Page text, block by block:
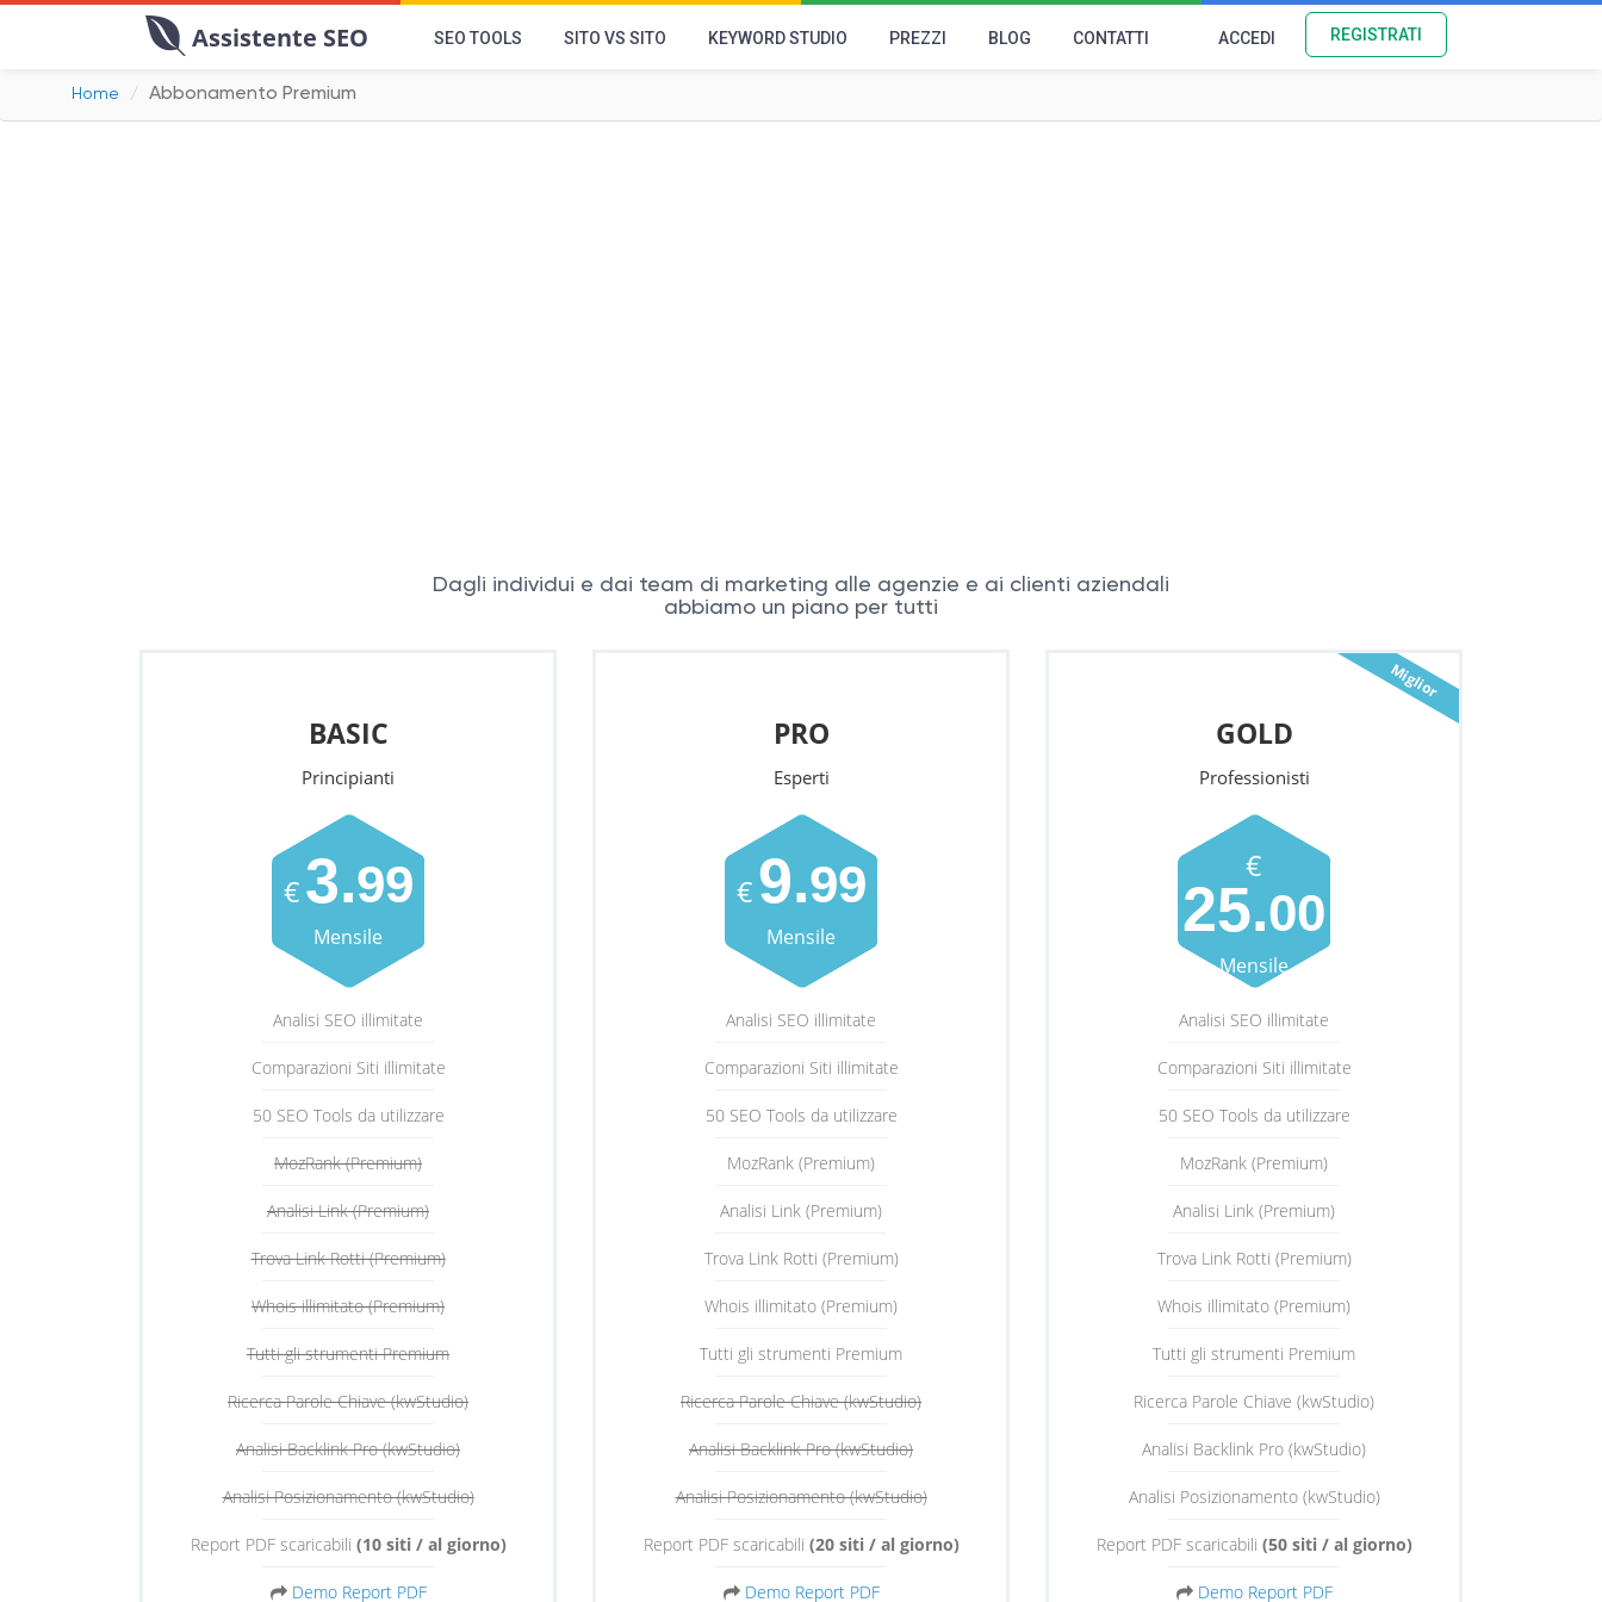
Assistente SEO SEO TOOLS SITO VS SITO KEYWORD STUDIO PREZZI BLOG CONTATTI ACCEDI REGISTRATI
Home Abbonamento Premium
Dagli individui e dai team di marketing alle agenzie e ai clienti aziendali
abbiamo un piano per tutti
BASIC
Principianti
€3.99
Mensile
Analisi SEO illimitate
Comparazioni Siti illimitate
50 SEO Tools da utilizzare
MozRank (Premium)
Analisi Link (Premium)
Trova Link Rotti (Premium)
Whois illimitato (Premium)
Tutti gli strumenti Premium
Ricerca Parole Chiave (kwStudio)
Analisi Backlink Pro (kwStudio)
Analisi Posizionamento (kwStudio)
Report PDF scaricabili (10 siti / al giorno)
Demo Report PDF
PRO
Esperti
€9.99
Mensile
Analisi SEO illimitate
Comparazioni Siti illimitate
50 SEO Tools da utilizzare
MozRank (Premium)
Analisi Link (Premium)
Trova Link Rotti (Premium)
Whois illimitato (Premium)
Tutti gli strumenti Premium
Ricerca Parole Chiave (kwStudio)
Analisi Backlink Pro (kwStudio)
Analisi Posizionamento (kwStudio)
Report PDF scaricabili (20 siti / al giorno)
Demo Report PDF
Miglior
Piano
GOLD
Professionisti
€
25.00
Mensile
Analisi SEO illimitate
Comparazioni Siti illimitate
50 SEO Tools da utilizzare
MozRank (Premium)
Analisi Link (Premium)
Trova Link Rotti (Premium)
Whois illimitato (Premium)
Tutti gli strumenti Premium
Ricerca Parole Chiave (kwStudio)
Analisi Backlink Pro (kwStudio)
Analisi Posizionamento (kwStudio)
Report PDF scaricabili (50 siti / al giorno)
Demo Report PDF